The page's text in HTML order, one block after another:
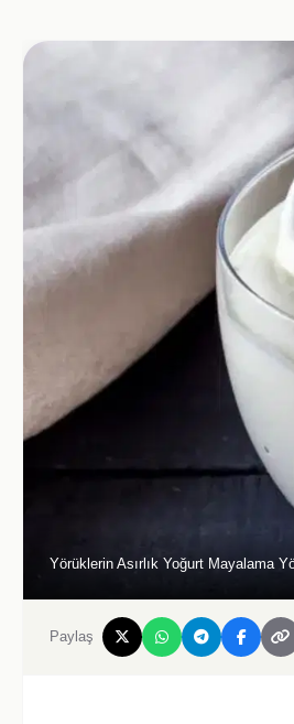
Yörüklerin Asırlık Yoğurt Mayalama
Paylaş